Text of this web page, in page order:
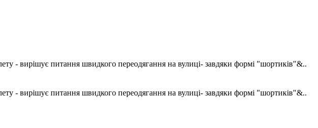
- вирішує питання швидкого переодягання на вулиці- завдяки формі "шортиків"&..
- вирішує питання швидкого переодягання на вулиці- завдяки формі "шортиків"&..